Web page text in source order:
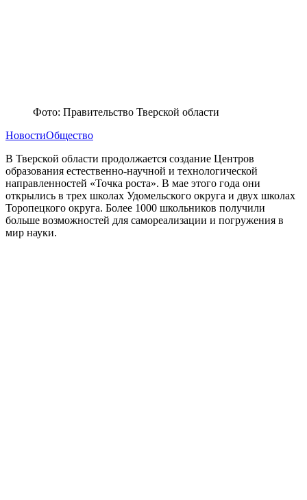
Фото: Правительство Тверской области
НовостиОбщество
В Тверской области продолжается создание Центров
образования естественно-научной и технологической
направленностей «Точка роста». В мае этого года они
открылись в трех школах Удомельского округа и двух школах
Торопецкого округа. Более 1000 школьников получили
больше возможностей для самореализации и погружения в
мир науки.